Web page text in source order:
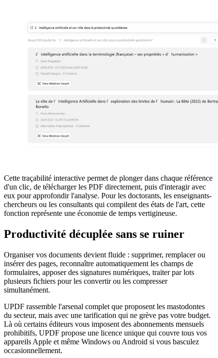
Cette traçabilité interactive permet de plonger dans chaque référence
d'un clic, de télécharger les PDF directement, puis d'interagir avec
eux pour approfondir l'analyse. Pour les doctorants, les enseignants-
chercheurs ou les consultants qui compilent des états de l'art, cette
fonction représente une économie de temps vertigineuse.
Productivité décuplée sans se ruiner
Organiser vos documents devient fluide : supprimer, remplacer ou
insérer des pages, reconnaître automatiquement les champs de
formulaires, apposer des signatures numériques, traiter par lots
plusieurs fichiers pour les convertir ou les compresser
simultanément.
UPDF rassemble l'arsenal complet que proposent les mastodontes
du secteur, mais avec une tarification qui ne grève pas votre budget.
Là où certains éditeurs vous imposent des abonnements mensuels
prohibitifs, UPDF propose une licence unique qui couvre tous vos
appareils Apple et même Windows ou Android si vous basculez
occasionnellement.